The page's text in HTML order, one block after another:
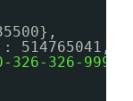
: 514765041,
326-326-999-